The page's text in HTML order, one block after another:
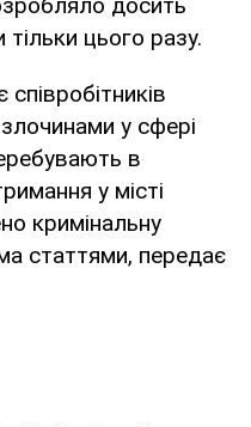
цього разу.
у сфері
в
у місті
кримінальну
статтями, передає